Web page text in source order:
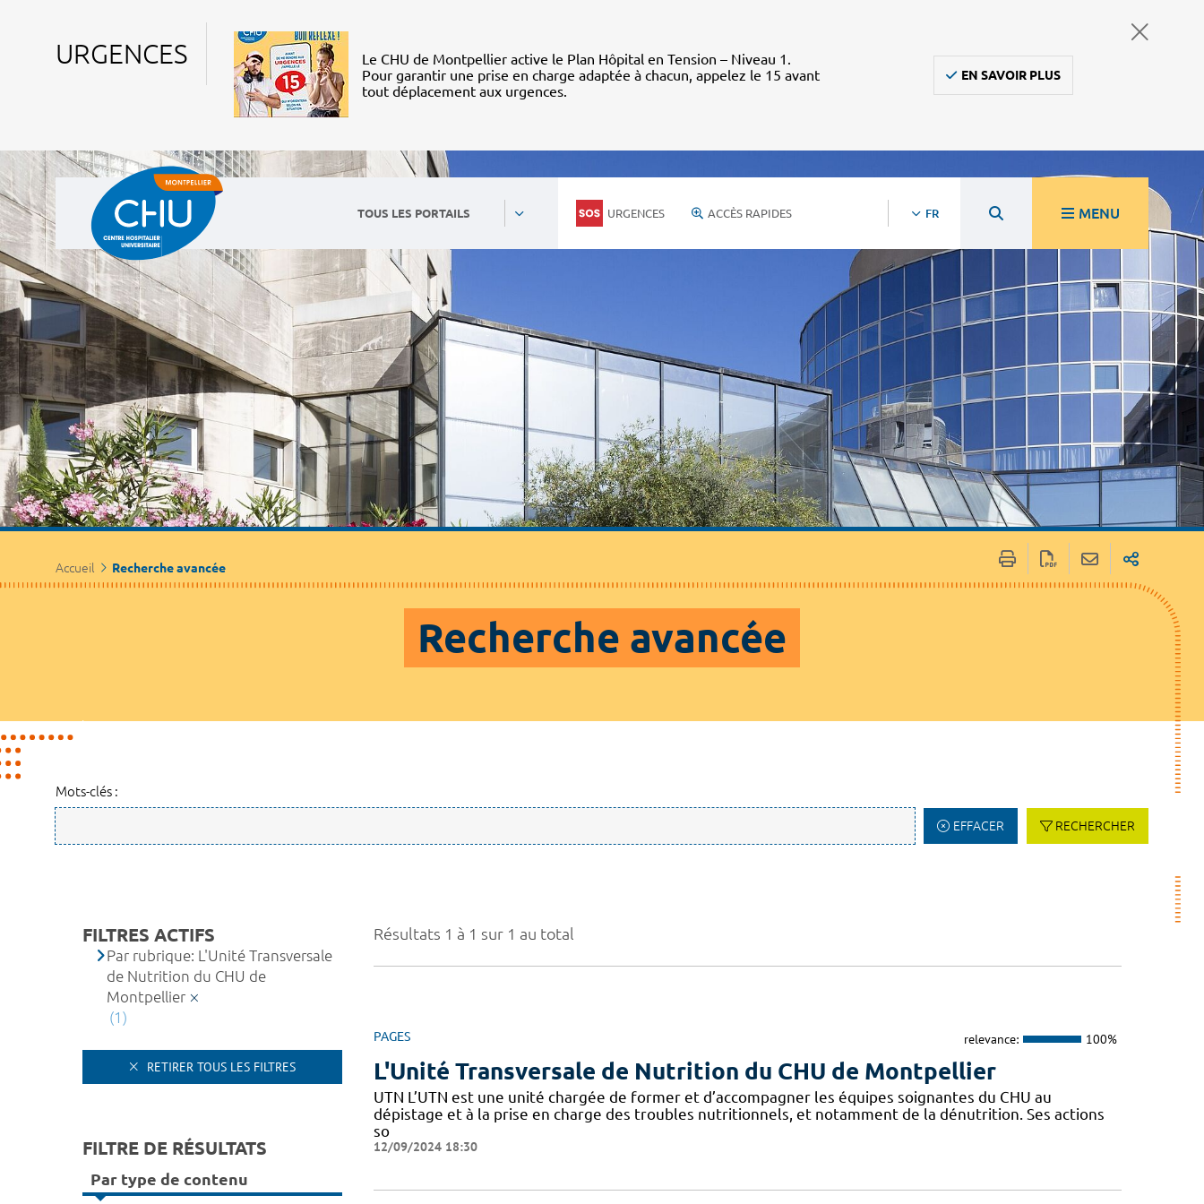
URGENCES
Le CHU de Montpellier active le Plan Hôpital en Tension – Niveau 1.
Pour garantir une prise en charge adaptée à chacun, appelez le 15 avant
tout déplacement aux urgences.
EN SAVOIR PLUS
TOUS LES PORTAILS URGENCES ACCÈS RAPIDES FR MENU
Accueil Recherche avancée
Recherche avancée
Mots-clés :
EFFACER RECHERCHER
Résultats 1 à 1 sur 1 au total
PAGES relevance: 100%
L'Unité Transversale de Nutrition du CHU de Montpellier
UTN L’UTN est une unité chargée de former et d’accompagner les équipes soignantes du CHU au
dépistage et à la prise en charge des troubles nutritionnels, et notamment de la dénutrition. Ses actions
so
12/09/2024 18:30
FILTRES ACTIFS
Par rubrique: L'Unité Transversale
de Nutrition du CHU de
Montpellier
(1)
RETIRER TOUS LES FILTRES
FILTRE DE RÉSULTATS
Par type de contenu